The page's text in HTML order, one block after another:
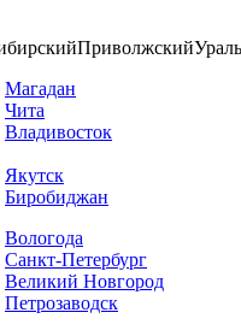
Приволжский
Магадан
Чита
Владивосток
Якутск
Биробиджан
Вологода
Санкт-Петербург
Великий Новгород
Петрозаводск